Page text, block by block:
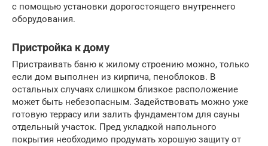
с помощью установки дорогостоящего внутреннего
оборудования.
Пристройка к дому
Пристраивать баню к жилому строению можно, только
если дом выполнен из кирпича, пеноблоков. В
остальных случаях слишком близкое расположение
может быть небезопасным. Задействовать можно уже
готовую террасу или залить фундаментом для сауны
отдельный участок. Пред укладкой напольного
покрытия необходимо продумать хорошую защиту от